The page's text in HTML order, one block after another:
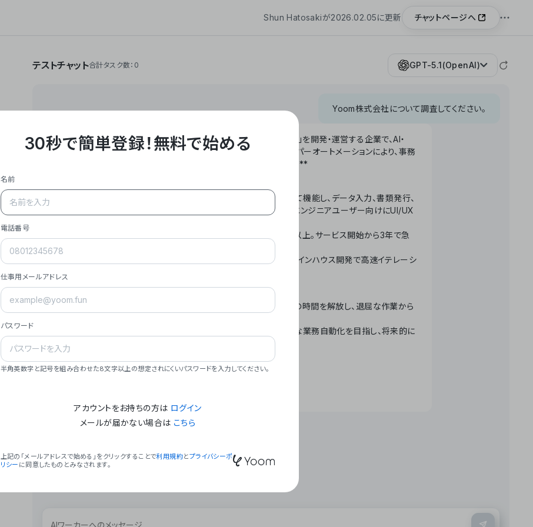
Shun Hatosakiが2026.02.05に更新 チャットページへ
テストチャット合計タスク数：0 GPT-5.1(OpenAI)
Yoom株式会社について調査してください。
**Yoom株式会社は、ビジネスオートメーションSaaS「Yoom」を開発・運営する企業で、AI・
API・RPA・OCRなどの技術をノーコードで組み合わせたハイパーオートメーションにより、事務
作業やデスクワークを自動化するサービスを提供しています。**
- **主力プロダクト「Yoom」**: SaaS連携データベースとして機能し、データ入力、書類発行、
メール対応、請求書処理、日報作成などの業務を自動化。非エンジニアユーザー向けにUI/UX
- **実績**: 国内利用社数20,000社超、直近成長率300%以上。サービス開始から3年で急
- **強み**: すべての自動化技術を1プラットフォームで完結。インハウス開発で高速イテレーシ
- **ミッション**: 「We Make Time」 – テクノロジーで人々の時間を解放し、退屈な作業から
- **ビジョン**: 「Global Business Automation」 – 世界的な業務自動化を目指し、将来的に
### 会社概要
30秒で簡単登録！無料で始める
名前
電話番号
仕事用メールアドレス
パスワード
半角英数字と記号を組み合わせた8文字以上の想定されにくいパスワードを入力してください。
アカウントをお持ちの方は ログイン
メールが届かない場合は こちら
上記の「メールアドレスで始める」をクリックすることで利用規約とプライバシーポ
リシー に同意したものとみなされます。